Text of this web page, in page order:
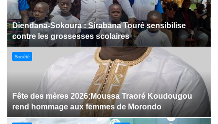
Dabakala:Le festival FEMUDA 2.0 dévoile des
innovations porteuses d’espoir pour la jeunesse
Sport
Jeux paralympiques de 2028 :